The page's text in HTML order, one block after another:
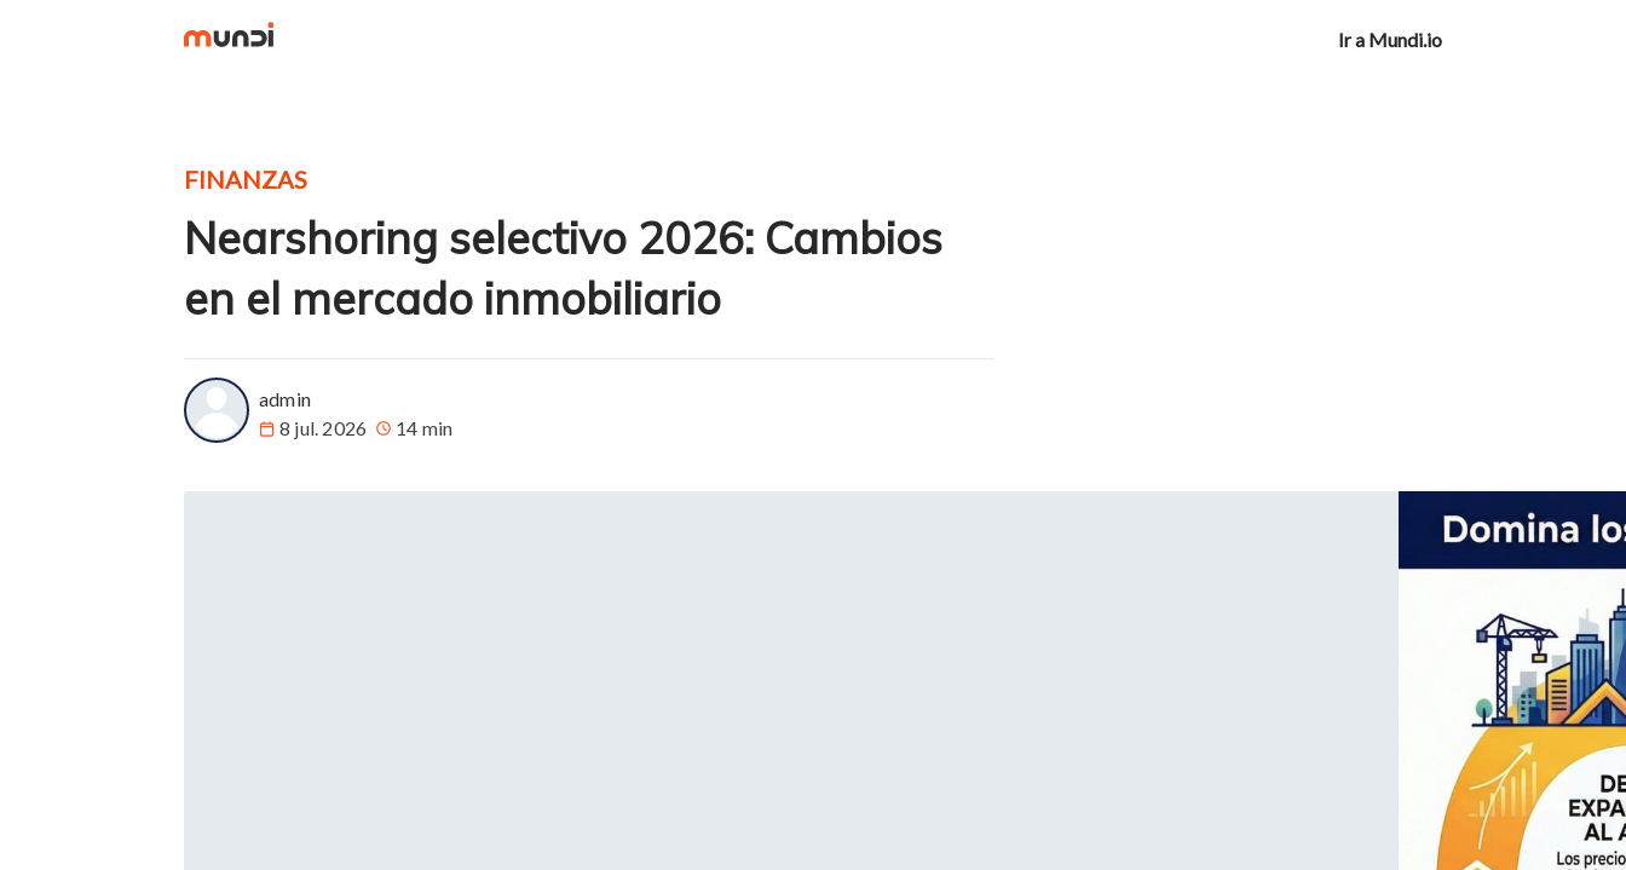
Ir a Mundi.io
FINANZAS
Nearshoring selectivo 2026: Cambios
en el mercado inmobiliario
admin
8 jul. 2026
14 min